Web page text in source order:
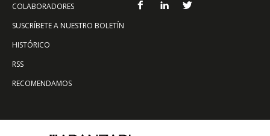
COLABORADORES
SUSCRÍBETE A NUESTRO BOLETÍN
HISTÓRICO
RSS
RECOMENDAMOS